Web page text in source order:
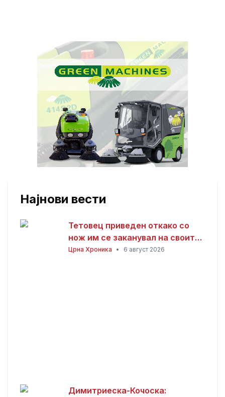
Најнови вести
Тетовец приведен откако со
нож им се заканувал на своите
родители откако не му дале
Црна Хроника • 6 август 2026
Димитриеска-Кочоска: